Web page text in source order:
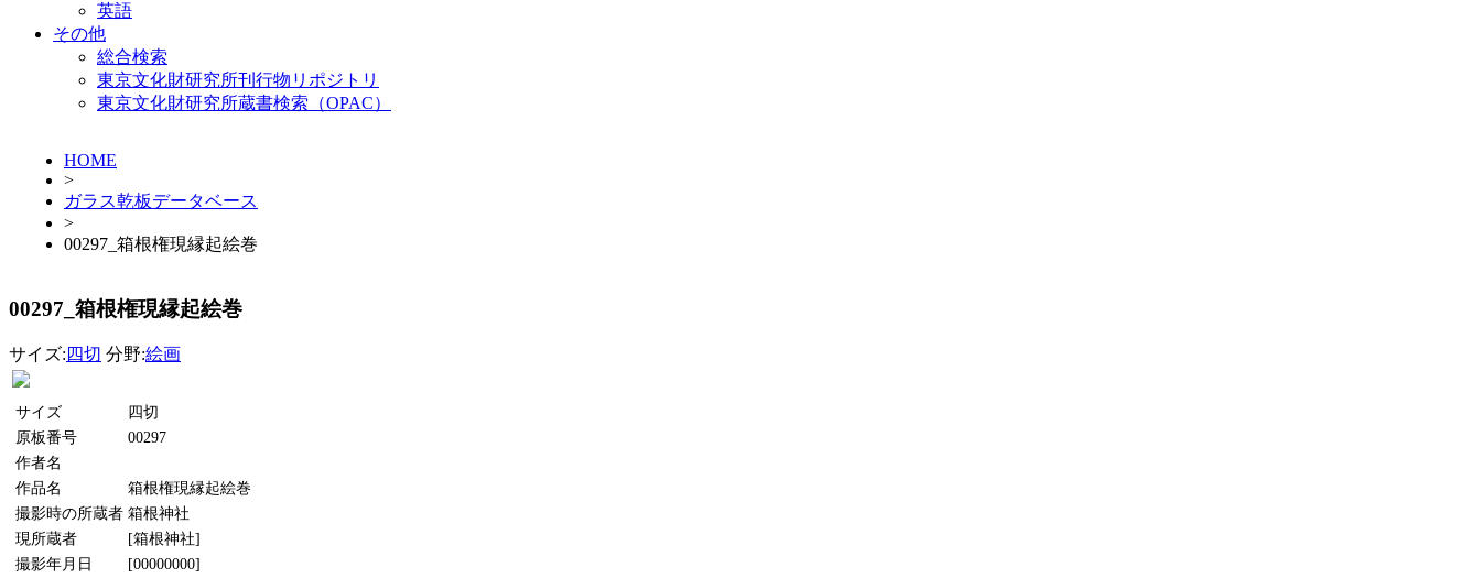
英語
その他
総合検索
東京文化財研究所刊行物リポジトリ
東京文化財研究所蔵書検索（OPAC）
HOME
>
ガラス乾板データベース
>
00297_箱根権現縁起絵巻
00297_箱根権現縁起絵巻
サイズ: 四切 分野:絵画
サイズ
四切
原板番号
00297
作者名
作品名
箱根権現縁起絵巻
撮影時の所蔵者 箱根神社
現所蔵者
[箱根神社]
撮影年月日
[00000000]